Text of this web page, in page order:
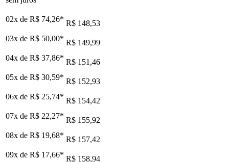
02x de R$ 74,26* R$ 148,53
03x de R$ 50,00* R$ 149,99
04x de R$ 37,86* R$ 151,46
05x de R$ 30,59* R$ 152,93
06x de R$ 25,74* R$ 154,42
07x de R$ 22,27* R$ 155,92
08x de R$ 19,68* R$ 157,42
09x de R$ 17,66* R$ 158,94